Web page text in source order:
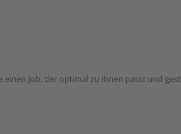
Job, der optimal zu Ihnen passt und